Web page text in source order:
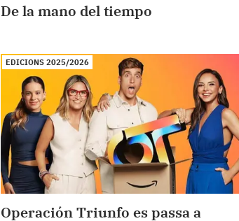
De la mano del tiempo
EDICIONS 2025/2026
Operación Triunfo es passa a